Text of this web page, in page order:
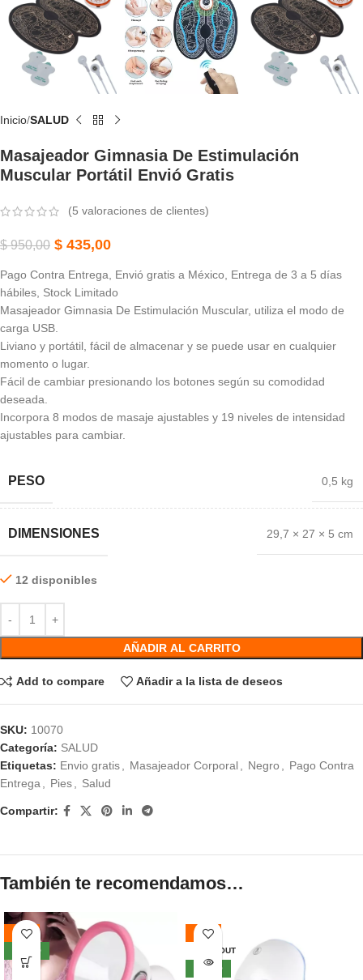
Inicio SALUD
Masajeador Gimnasia De Estimulación
Muscular Portátil Envió Gratis
(5 valoraciones de clientes)
$950,00 $ 435,00
Pago Contra Entrega, Envió gratis a México, Entrega de 3 a 5 días
hábiles, Stock Limitado
Masajeador Gimnasia De Estimulación Muscular, utiliza el modo de
carga USB.
Liviano y portátil, fácil de almacenar y se puede usar en cualquier
momento o lugar.
Fácil de cambiar presionando los botones según su comodidad
deseada.
Incorpora 8 modos de masaje ajustables y 19 niveles de intensidad
ajustables para cambiar.
PESO 0,5 kg
DIMENSIONES 29,7 × 27 × 5 cm
12 disponibles
AÑADIR AL CARRITO
Add to compare Añadir a la lista de deseos
SKU: 10070
Categoría: SALUD
Etiquetas: Envio gratis Masajeador Corporal Negro
Pago Contra
Entrega
Pies Salud
Compartir:
También te recomendamos…
-56%
NUEVO
-49%
SOLD OUT
NUEVO